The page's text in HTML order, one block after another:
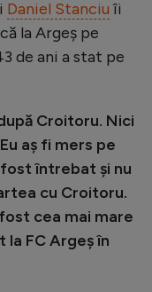
Daniel Stanciu îi
la Argeș pe
de ani a stat pe
Croitoru. Nici
aș fi mers pe
întrebat și nu
cu Croitoru.
cea mai mare
la FC Argeș în